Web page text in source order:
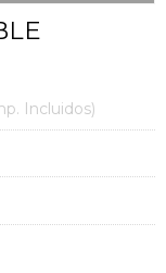
Incluidos)